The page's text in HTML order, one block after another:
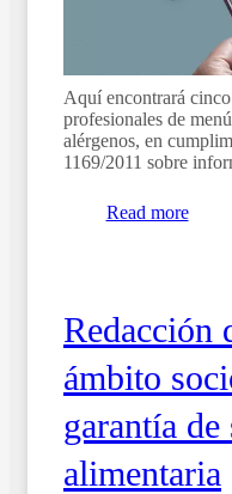
Aquí encontrará
profesionales de
alérgenos, en
1169/2011 sobre
Read more
Redacción
ámbito
garantía de
alimentaria